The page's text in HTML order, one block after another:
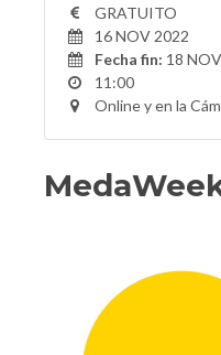
GRATUITO
16 NOV 2022
Fecha fin: 18
11:00
Online y en la